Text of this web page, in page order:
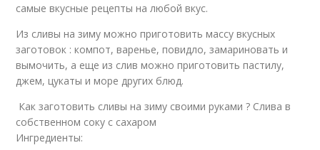
самые вкусные рецепты на любой вкус.
Из сливы на зиму можно приготовить массу вкусных
заготовок : компот, варенье, повидло, замариновать и
вымочить, а еще из слив можно приготовить пастилу,
джем, цукаты и море других блюд.
Как заготовить сливы на зиму своими руками ? Слива в
собственном соку с сахаром
Ингредиенты: